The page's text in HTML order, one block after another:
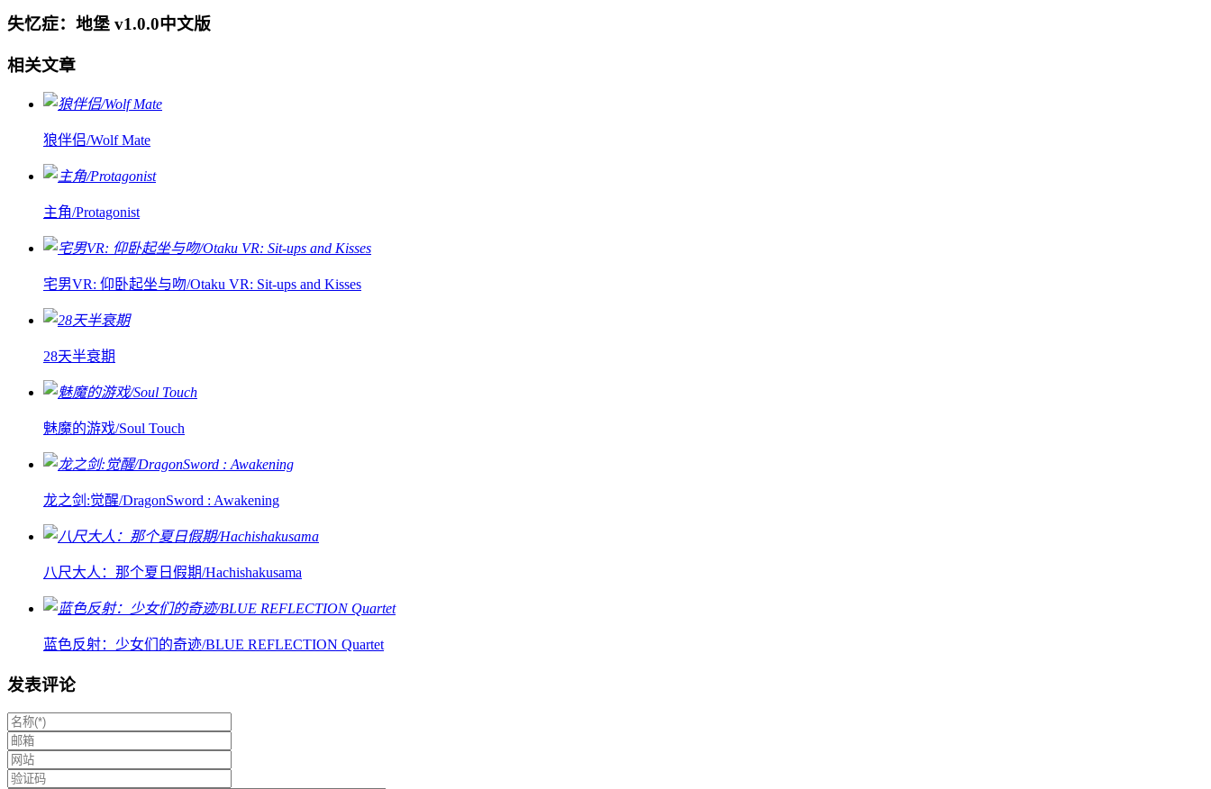
失忆症：地堡 v1.0.0中文版
相关文章
狼伴侣/Wolf Mate
主角/Protagonist
宅男VR: 仰卧起坐与吻/Otaku VR: Sit-ups and Kisses
28天半衰期
魅魔的游戏/Soul Touch
龙之剑:觉醒/DragonSword : Awakening
八尺大人：那个夏日假期/Hachishakusama
蓝色反射：少女们的奇迹/BLUE REFLECTION Quartet
发表评论